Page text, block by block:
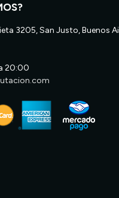
3205, San Justo, Buenos
20:00